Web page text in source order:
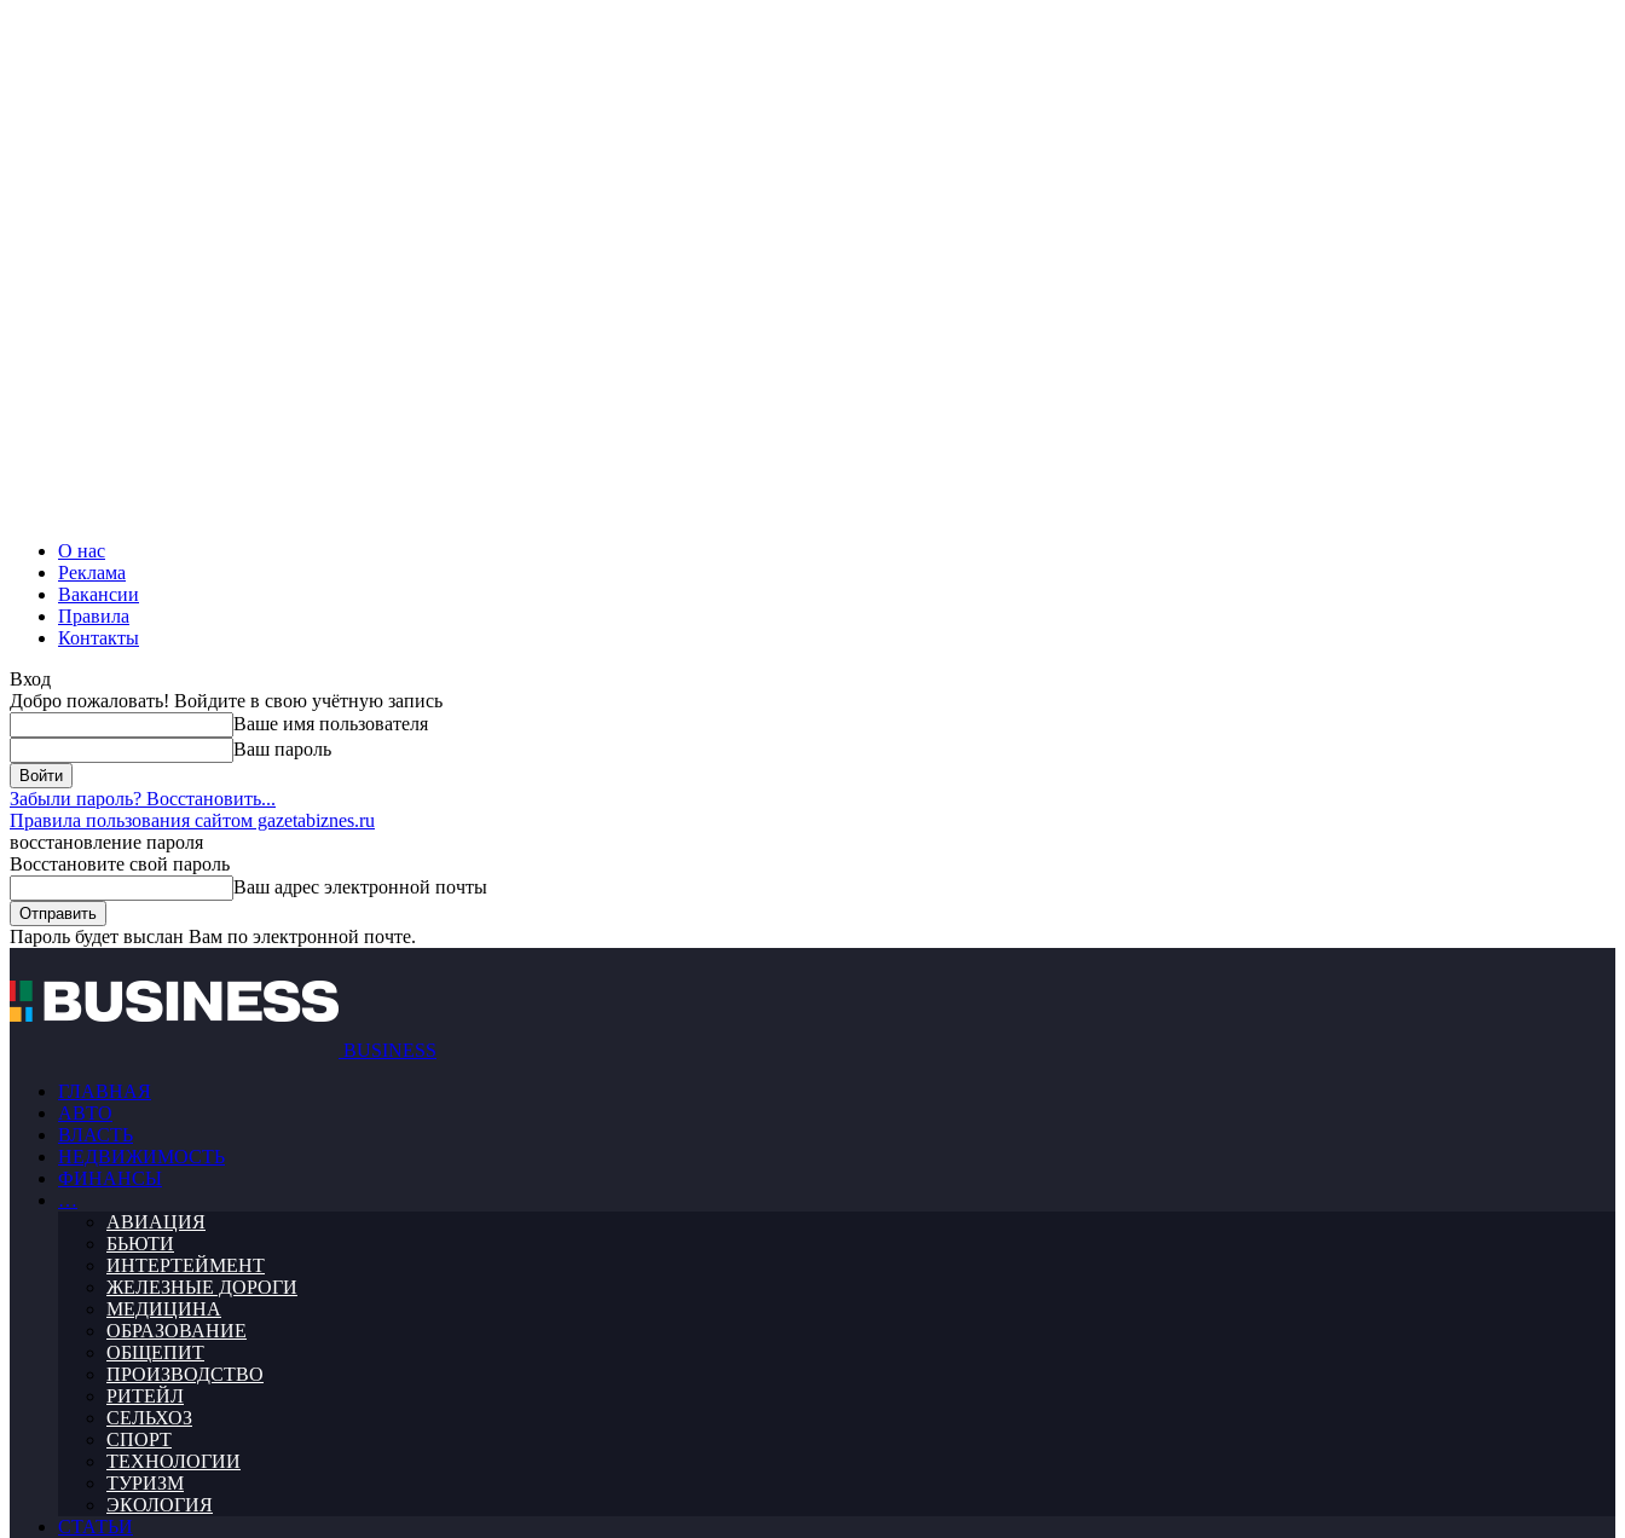
О нас
Реклама
Вакансии
Правила
Контакты
Вход
Добро пожаловать! Войдите в свою учётную запись
Ваше имя пользователя
Ваш пароль
Забыли пароль? Восстановить...
Правила пользования сайтом gazetabiznes.ru
восстановление пароля
Восстановите свой пароль
Ваш адрес электронной почты
Пароль будет выслан Вам по электронной почте.
BUSINESS
ГЛАВНАЯ
АВТО
ВЛАСТЬ
НЕДВИЖИМОСТЬ
ФИНАНСЫ
…
АВИАЦИЯ
БЬЮТИ
ИНТЕРТЕЙМЕНТ
ЖЕЛЕЗНЫЕ ДОРОГИ
МЕДИЦИНА
ОБРАЗОВАНИЕ
ОБЩЕПИТ
ПРОИЗВОДСТВО
РИТЕЙЛ
СЕЛЬХОЗ
СПОРТ
ТЕХНОЛОГИИ
ТУРИЗМ
ЭКОЛОГИЯ
СТАТЬИ